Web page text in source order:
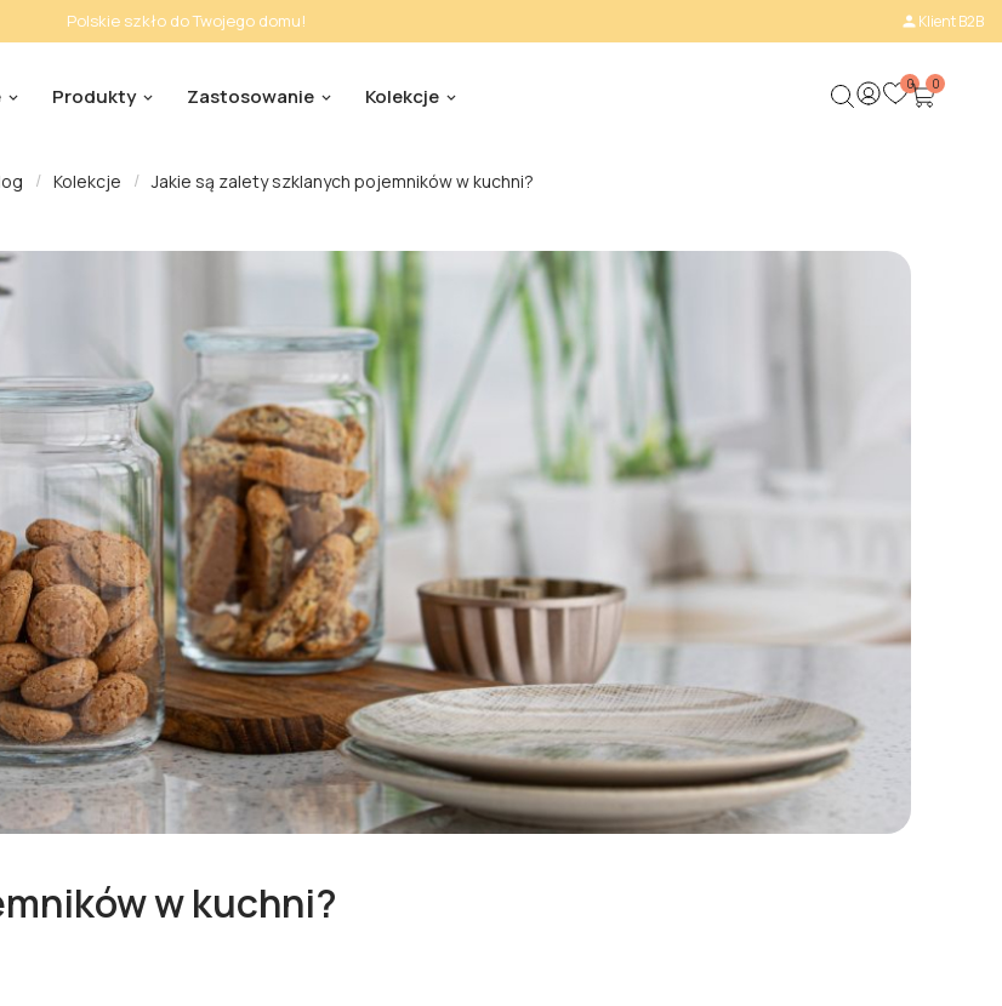
Polskie szkło do Twojego domu!  Klient B2B
Produkty Zastosowanie Kolekcje
0 0
Kolekcje Jakie są zalety szklanych pojemników w kuchni?
w kuchni?